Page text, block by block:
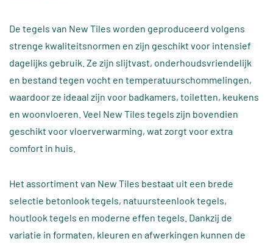
De tegels van New Tiles worden geproduceerd volgens
strenge kwaliteitsnormen en zijn geschikt voor intensief
dagelijks gebruik. Ze zijn slijtvast, onderhoudsvriendelijk
en bestand tegen vocht en temperatuurschommelingen,
waardoor ze ideaal zijn voor badkamers, toiletten, keukens
en woonvloeren. Veel New Tiles tegels zijn bovendien
geschikt voor vloerverwarming, wat zorgt voor extra
comfort in huis.
Het assortiment van New Tiles bestaat uit een brede
selectie betonlook tegels, natuursteenlook tegels,
houtlook tegels en moderne effen tegels. Dankzij de
variatie in formaten, kleuren en afwerkingen kunnen de